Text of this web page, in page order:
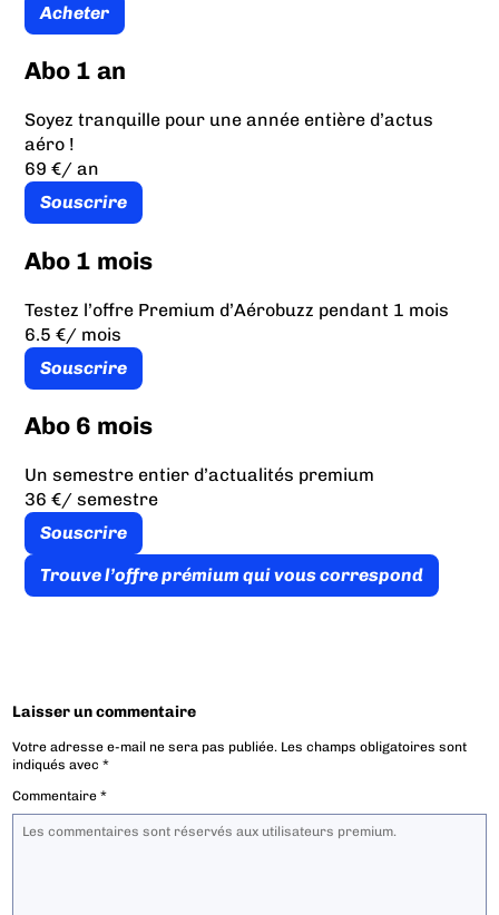
Acheter
Abo 1 an
Soyez tranquille pour une année entière d’actus
aéro !
69 €/ an
Souscrire
Abo 1 mois
Testez l’offre Premium d’Aérobuzz pendant 1 mois
6.5 €/ mois
Souscrire
Abo 6 mois
Un semestre entier d’actualités premium
36 €/ semestre
Souscrire
Trouve l’offre prémium qui vous correspond
Laisser un commentaire
Votre adresse e-mail ne sera pas publiée. Les champs obligatoires sont
indiqués avec*
Commentaire*